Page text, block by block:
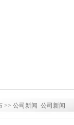
>> 公司新闻 公司新闻